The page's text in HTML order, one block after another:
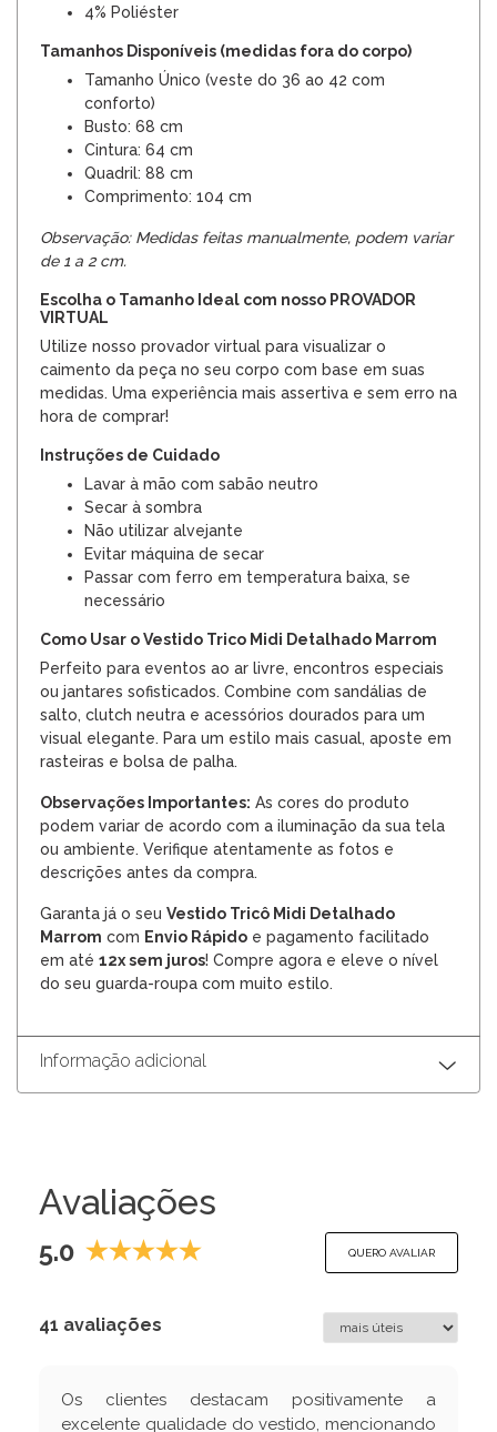
4% Poliéster
Tamanhos Disponíveis (medidas fora do corpo)
Tamanho Único (veste do 36 ao 42 com
conforto)
Busto: 68 cm
Cintura: 64 cm
Quadril: 88 cm
Comprimento: 104 cm
Observação: Medidas feitas manualmente, podem variar
de 1 a 2 cm.
Escolha o Tamanho Ideal com nosso PROVADOR
VIRTUAL
Utilize nosso provador virtual para visualizar o
caimento da peça no seu corpo com base em suas
medidas. Uma experiência mais assertiva e sem erro na
hora de comprar!
Instruções de Cuidado
Lavar à mão com sabão neutro
Secar à sombra
Não utilizar alvejante
Evitar máquina de secar
Passar com ferro em temperatura baixa, se
necessário
Como Usar o Vestido Trico Midi Detalhado Marrom
Perfeito para eventos ao ar livre, encontros especiais
ou jantares sofisticados. Combine com sandálias de
salto, clutch neutra e acessórios dourados para um
visual elegante. Para um estilo mais casual, aposte em
rasteiras e bolsa de palha.
Observações Importantes: As cores do produto
podem variar de acordo com a iluminação da sua tela
ou ambiente. Verifique atentamente as fotos e
descrições antes da compra.
Garanta já o seu Vestido Tricô Midi Detalhado
Marrom com Envio Rápido e pagamento facilitado
em até 12x sem juros! Compre agora e eleve o nível
do seu guarda-roupa com muito estilo.
Informação adicional
Avaliações
5.0 QUERO AVALIAR
41 avaliações
Os clientes destacam positivamente a
excelente qualidade do vestido, mencionando